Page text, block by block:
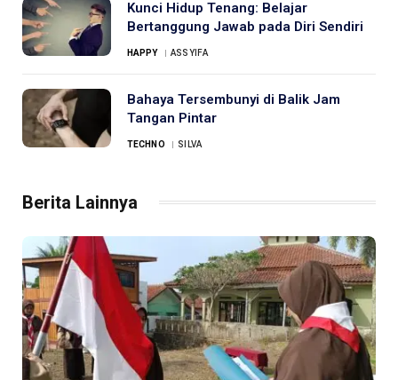
Kunci Hidup Tenang: Belajar
Bertanggung Jawab pada Diri Sendiri
HAPPY ASSYIFA
Bahaya Tersembunyi di Balik Jam
Tangan Pintar
TECHNO SILVA
Berita Lainnya